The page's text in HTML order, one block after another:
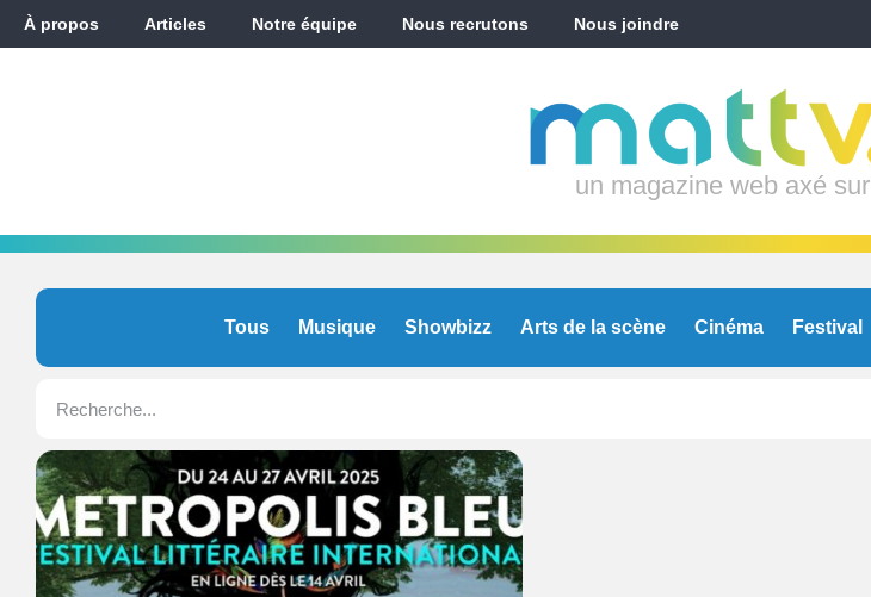
À propos Articles Notre équipe Nous recrutons Nous joindre
un magazine web axé
Tous Musique Showbizz Arts de la scène Cinéma Festival